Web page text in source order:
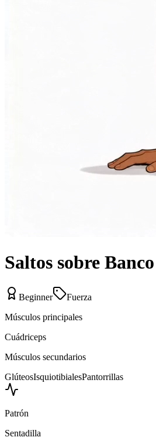
Saltos sobre Banco
Beginner
Fuerza
Músculos principales
Cuádriceps
Músculos secundarios
GlúteosIsquiotibialesPantorrillas
Patrón
Sentadilla